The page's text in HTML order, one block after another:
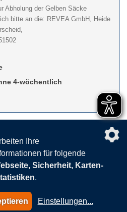
Abholung der Gelben Säcke
bitte an die: REVEA GmbH, Heide
4-wöchentlich
nach
Impressum
© 2015-2026 AVEA GmbH & Co. KG
Ihre
für folgende
Sicherheit, Karten-
.
Einstellungen...